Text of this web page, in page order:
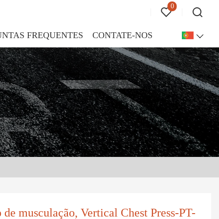
0
FREQUENTES CONTATE-NOS
musculação, Vertical Chest Press-PT-